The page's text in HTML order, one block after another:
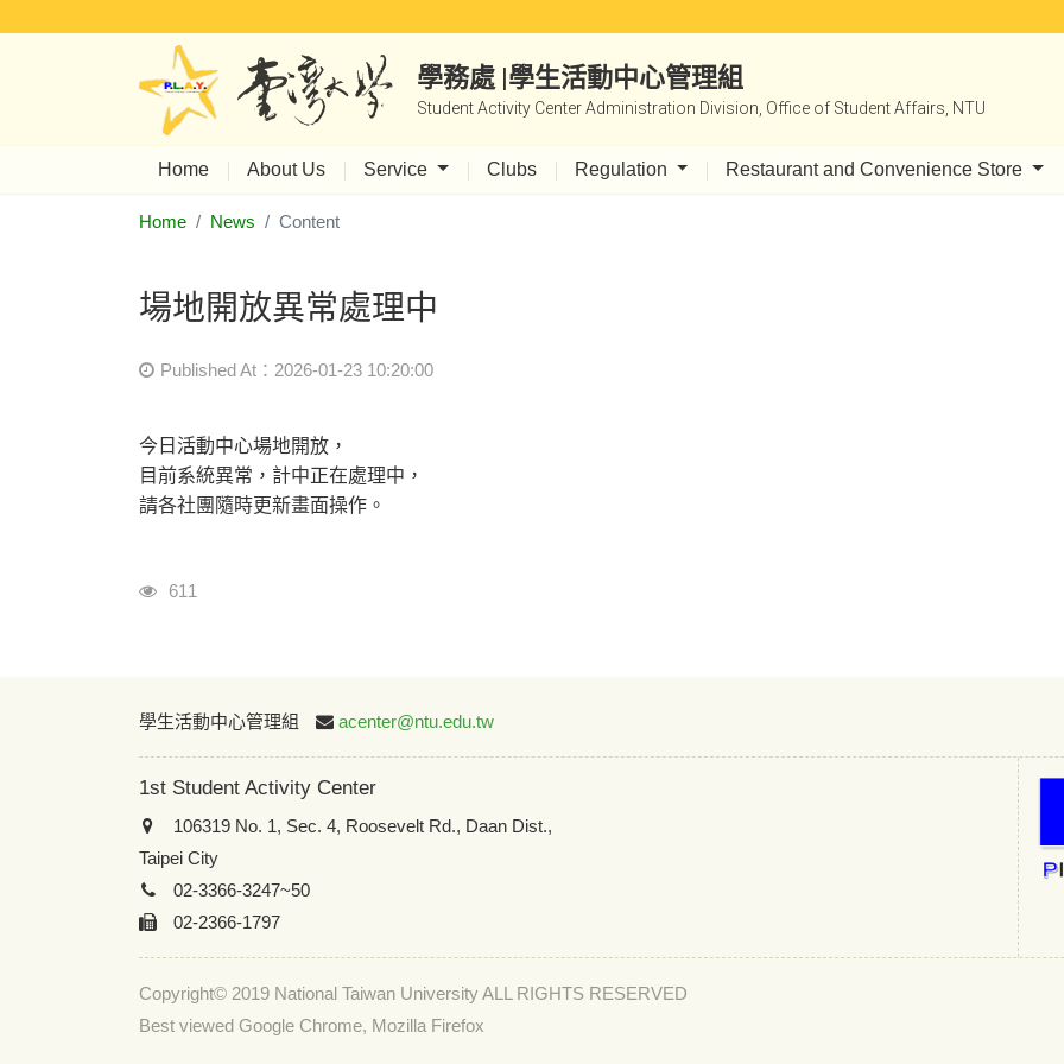
學務處 |學生活動中心管理組
Student Activity Center Administration Division, Office of Student Affairs, NTU
Home About Us Service Clubs Regulation Restaurant and Convenience Store
Home News Content
場地開放異常處理中
Published At：2026-01-23 10:20:00
今日活動中心場地開放，
目前系統異常，計中正在處理中，
請各社團隨時更新畫面操作。
Visits
611
學生活動中心管理組 acenter@ntu.edu.tw
1st Student Activity Center
106319 No. 1, Sec. 4, Roosevelt Rd., Daan Dist.,
Taipei City
02-3366-3247~50
02-2366-1797
Copyright© 2019 National Taiwan University ALL RIGHTS RESERVED
Best viewed Google Chrome, Mozilla Firefox